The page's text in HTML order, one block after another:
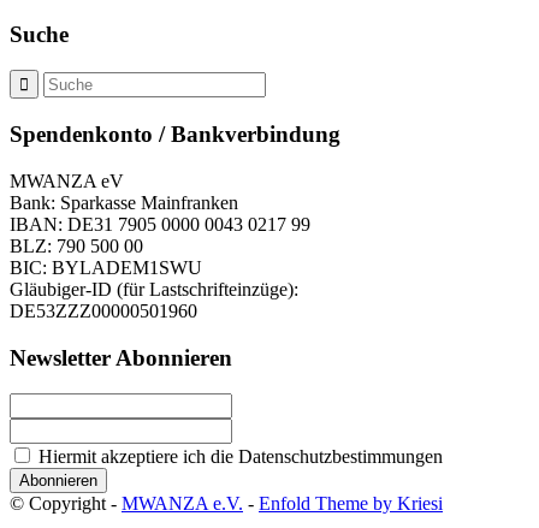
Suche
Spendenkonto / Bankverbindung
MWANZA eV
Bank: Sparkasse Mainfranken
IBAN: DE31 7905 0000 0043 0217 99
BLZ: 790 500 00
BIC: BYLADEM1SWU
Gläubiger-ID (für Lastschrifteinzüge):
DE53ZZZ00000501960
Newsletter Abonnieren
Hiermit akzeptiere ich die Datenschutzbestimmungen
© Copyright - MWANZA e.V. - Enfold Theme by Kriesi